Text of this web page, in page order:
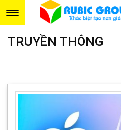
TRUYỀN THÔNG